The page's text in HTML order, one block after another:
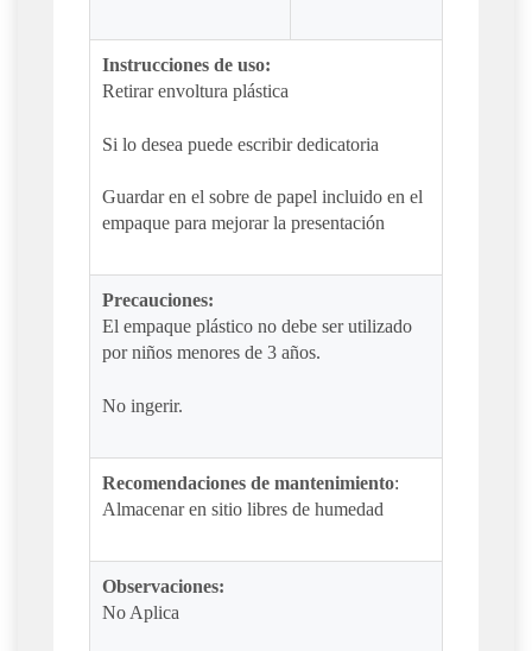
Instrucciones de uso:
Retirar envoltura plástica
Si lo desea puede escribir dedicatoria
Guardar en el sobre de papel incluido en el
empaque para mejorar la presentación
Precauciones:
El empaque plástico no debe ser utilizado
por niños menores de 3 años.
No ingerir.
Recomendaciones de mantenimiento:
Almacenar en sitio libres de humedad
Observaciones:
No Aplica